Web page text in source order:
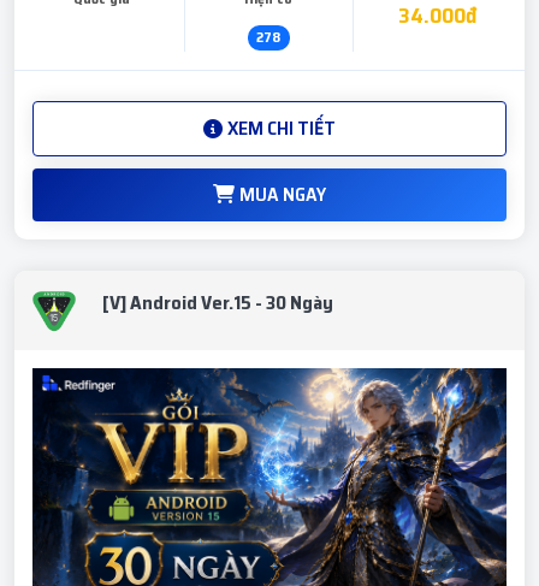
278
34.000đ
XEM CHI TIẾT
MUA NGAY
[V] Android Ver.15 - 30 Ngày